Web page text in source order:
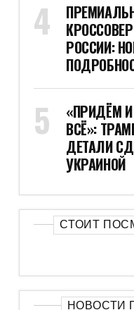
РОССИИ:
«ПРИДЁМ
ВСЁ»:
ДЕТАЛИ
УКРАИНОЙ
СТОИТ
НОВОСТИ